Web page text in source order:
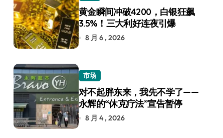
黄金瞬间冲破4200，白银狂飙
3.5%！三大利好连夜引爆
8 月 6 , 2026
市场
对不起胖东来，我先不学了——
永辉的“休克疗法”宣告暂停
8 月 4 , 2026